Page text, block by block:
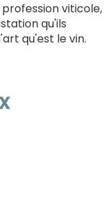
viticole,
qu'ils
qu'est le vin.